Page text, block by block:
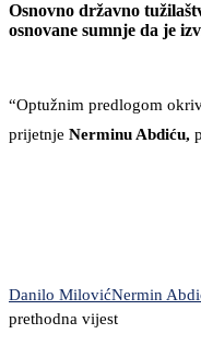
Osnovno državno
osnovane sumnje da je
“Optužnim predlogom
prijetnje Nerminu Abdiću,
Danilo MilovićNermin
prethodna vijest